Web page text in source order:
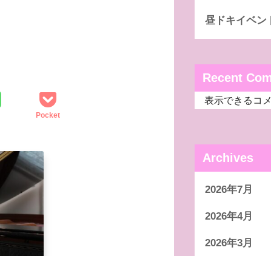
Pocket
昼ドキイベン
Recent
表示できるコ
Archives
2026年7月
2026年4月
2026年3月